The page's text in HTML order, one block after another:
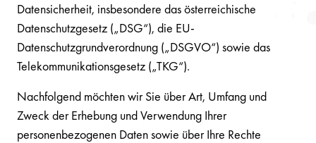
Datensicherheit, insbesondere das österreichische
Datenschutzgesetz („DSG“), die EU-
Datenschutzgrundverordnung („DSGVO“) sowie das
Telekommunikationsgesetz („TKG“).
Nachfolgend möchten wir Sie über Art, Umfang und
Zweck der Erhebung und Verwendung Ihrer
personenbezogenen Daten sowie über Ihre Rechte